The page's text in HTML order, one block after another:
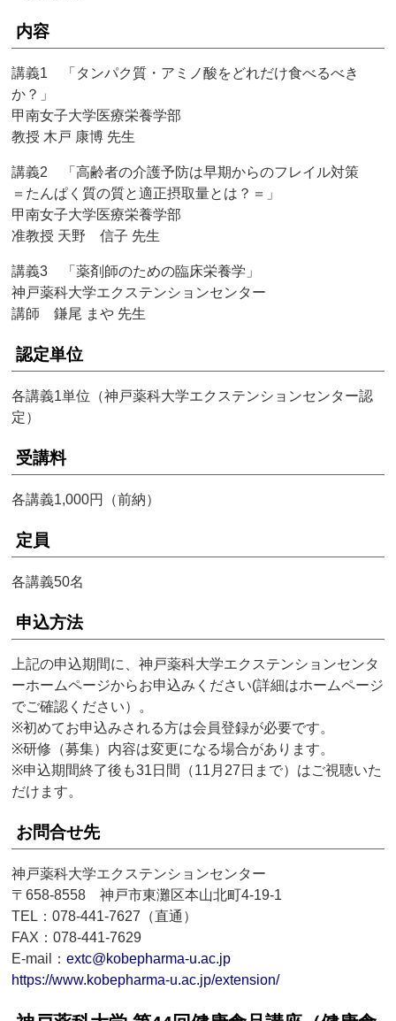
内容
講義1 「タンパク質・アミノ酸をどれだけ食べるべき
か？」
甲南女子大学医療栄養学部
教授 木戸 康博 先生
講義2 「高齢者の介護予防は早期からのフレイル対策
＝たんぱく質の質と適正摂取量とは？＝」
甲南女子大学医療栄養学部
准教授 天野 信子 先生
講義3 「薬剤師のための臨床栄養学」
神戸薬科大学エクステンションセンター
講師 鎌尾 まや 先生
認定単位
各講義1単位（神戸薬科大学エクステンションセンター認
定）
受講料
各講義1,000円（前納）
定員
各講義50名
申込方法
上記の申込期間に、神戸薬科大学エクステンションセンタ
ーホームページからお申込みください(詳細はホームページ
でご確認ください）。
※初めてお申込みされる方は会員登録が必要です。
※研修（募集）内容は変更になる場合があります。
※申込期間終了後も31日間（11月27日まで）はご視聴いた
だけます。
お問合せ先
神戸薬科大学エクステンションセンター
〒658-8558 神戸市東灘区本山北町4-19-1
TEL：078-441-7627（直通）
FAX：078-441-7629
E-mail：extc@kobepharma-u.ac.jp
https://www.kobepharma-u.ac.jp/extension/